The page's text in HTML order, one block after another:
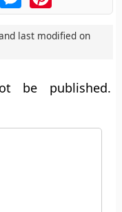
last modified on
be published.